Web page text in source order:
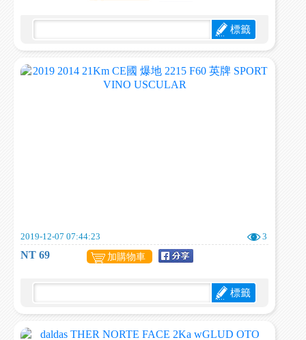
標籤
2019-12-07 07:44:23 3
NT 69 加購物車
標籤